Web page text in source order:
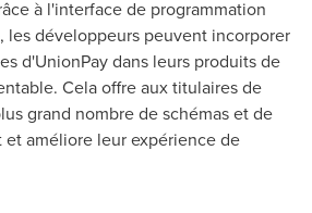
à l'interface de programmation
les développeurs peuvent incorporer
d'UnionPay dans leurs produits de
Cela offre aux titulaires de
grand nombre de schémas et de
améliore leur expérience de